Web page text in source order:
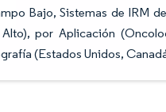
Bajo, Sistemas de IRM
por Aplicación
(Estados Unidos,